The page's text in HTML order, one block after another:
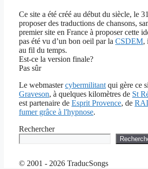
Ce site a été créé au début du siècle, le
proposer des traductions de chansons,
premier site en France à proposer cette
pas été vu d’un bon oeil par la CSDEM,
au fil du temps.
Est-ce la version finale?
Pas sûr
Le webmastercybermilitant qui gère ce
Graveson, à quelques kilomètres de St
est partenaire de Esprit Provence, de
fumer grâce à l'hypnose.
Rechercher
© 2001 - 2026 TraducSongs